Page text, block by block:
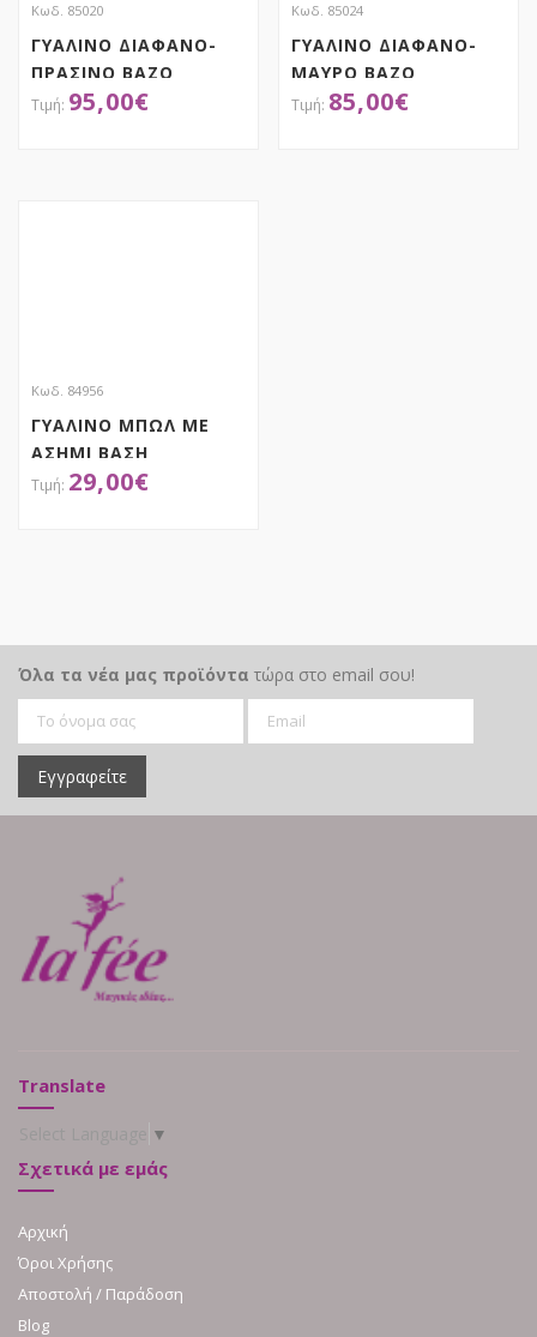
Κωδ. 85020
ΓΥΑΛΙΝΟ ΔΙΑΦΑΝΟ-
ΠΡΑΣΙΝΟ ΒΑΖΟ
Φ25.5Χ60ΕΚ
95,00€
Κωδ. 85024
ΓΥΑΛΙΝΟ ΔΙΑΦΑΝΟ-
ΜΑΥΡΟ ΒΑΖΟ
Φ23Χ51ΕΚ
85,00€
Κωδ. 84956
ΓΥΑΛΙΝΟ ΜΠΩΛ ΜΕ
ΑΣΗΜΙ ΒΑΣΗ
Φ32Χ30ΕΚ
29,00€
Όλα τα νέα μας προϊόντα τώρα στο email σου!
Εγγραφείτε
Translate
▼
Σχετικά με εμάς
Αρχική
Όροι Χρήσης
Αποστολή / Παράδοση
Blog